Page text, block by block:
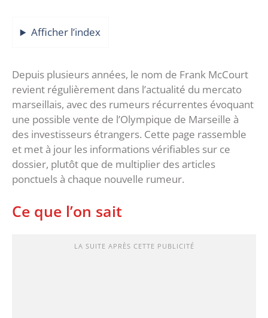
Afficher l’index
Depuis plusieurs années, le nom de Frank McCourt
revient régulièrement dans l’actualité du mercato
marseillais, avec des rumeurs récurrentes évoquant
une possible vente de l’Olympique de Marseille à
des investisseurs étrangers. Cette page rassemble
et met à jour les informations vérifiables sur ce
dossier, plutôt que de multiplier des articles
ponctuels à chaque nouvelle rumeur.
Ce que l’on sait
LA SUITE APRÈS CETTE PUBLICITÉ